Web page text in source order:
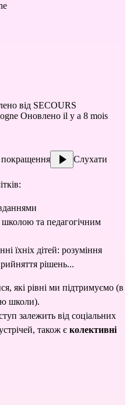
від SECOURS
Оновлено il y a 8 mois
Слухати
школою та педагогічним
їхніх дітей: розуміння
рішень...
які рівні ми підтримуємо (в
школи).
залежить від соціальних
також є колективні